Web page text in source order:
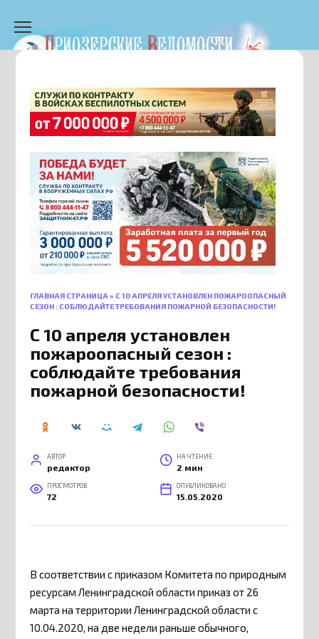
содержанию
ГЛАВНАЯ СТРАНИЦА » С 10 АПРЕЛЯ УСТАНОВЛЕН ПОЖАРООПАСНЫЙ
СЕЗОН : СОБЛЮДАЙТЕ ТРЕБОВАНИЯ ПОЖАРНОЙ БЕЗОПАСНОСТИ!
С 10 апреля установлен
пожароопасный сезон :
соблюдайте требования
пожарной безопасности!
АВТОР
редактор
НА ЧТЕНИЕ
2 мин
ПРОСМОТРОВ
72
ОПУБЛИКОВАНО
15.05.2020
В соответствии с приказом Комитета по природным
ресурсам Ленинградской области приказ от 26
марта на территории Ленинградской области с
10.04.2020, на две недели раньше обычного,